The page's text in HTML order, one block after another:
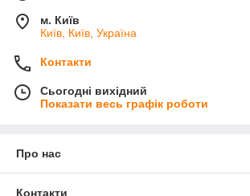
м. Київ
Київ, Київ, Україна
Контакти
Сьогодні вихідний
Показати весь графік роботи
Про нас
Контакти